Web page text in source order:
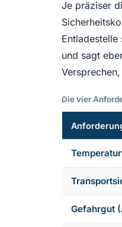
Je präziser
und sagt
Die vier
Gefahrgut